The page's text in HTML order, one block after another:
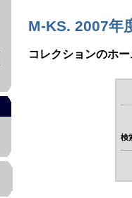
M-KS. 2007年
コレクションのホ
検